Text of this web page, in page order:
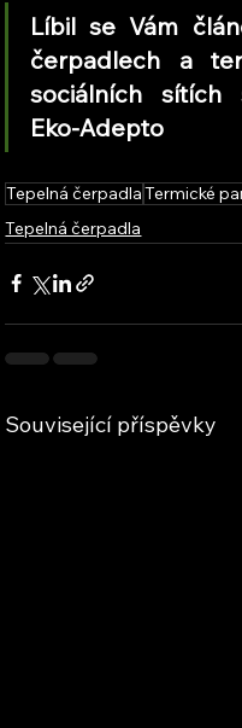
Líbil se Vám
čerpadlech a
sociálních sítích
Eko-Adepto
Tepelná čerpadlaTermické
Tepelná čerpadla
Související příspěvky